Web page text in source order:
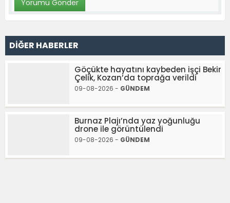
DİĞER HABERLER
Göçükte hayatını kaybeden işçi Bekir
Çelik, Kozan’da toprağa verildi
09-08-2026 - GÜNDEM
Burnaz Plajı’nda yaz yoğunluğu
drone ile görüntülendi
09-08-2026 - GÜNDEM